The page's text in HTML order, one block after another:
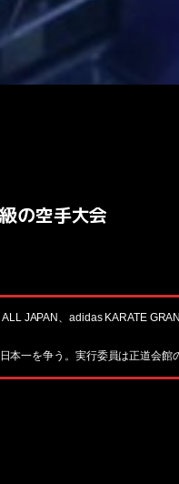
の空手大会
JAPAN、adidas KARATE
一を争う。実行委員は正道会館